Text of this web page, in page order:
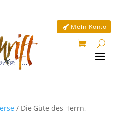
Mein Konto
/ Die Güte des Herrn,